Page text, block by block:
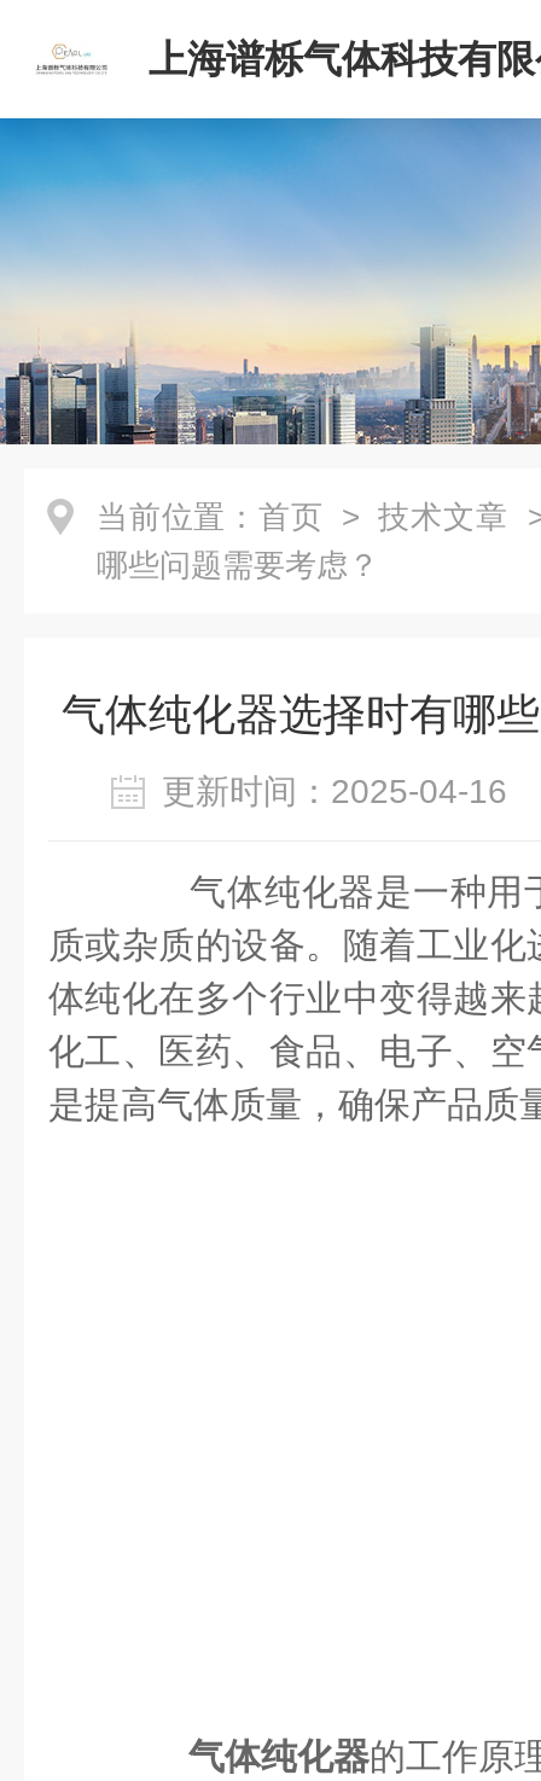
上海谱栎气体科技有
当前位置： 首页 > 技术文章
哪些问题需要考虑？
气体纯化器选择时有哪
更新时间：2025-04-
气体纯化器是一种用
质或杂质的设备。随着工业
体纯化在多个行业中变得越
化工、医药、食品、电子、
是提高气体质量，确保产品质
气体纯化器的工作原